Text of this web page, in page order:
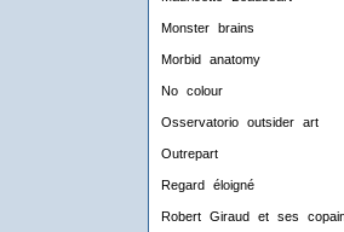
Monster brains
Morbid anatomy
No colour
Osservatorio outsider art
Outrepart
Regard éloigné
Robert Giraud et ses